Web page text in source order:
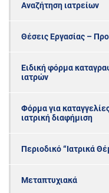
Αναζήτηση ιατρείων
Θέσεις Εργασίας –
Ειδική φόρμα
ιατρών
Φόρμα για
ιατρική διαφήμιση
Περιοδικό “Ιατρικά
Μεταπτυχιακά